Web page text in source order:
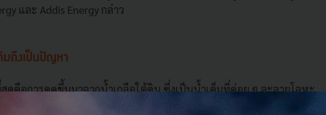
และ Addis Energy กล่าว
มถึงเป็นปัญหา
คือการดูดขึ้นมาจากน้ำเกลือใต้ดิน ซึ่งเป็นน้ำเค็มที่ค่อย ๆ ละลายโลหะ
นนับพันปี แต่วิธีนี้ทำได้แค่บางพื้นที่บนโลก แถมยังต้องใช้ที่ดินผืนมหึมาขุด